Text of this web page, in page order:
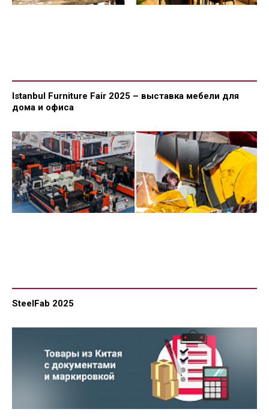
Istanbul Furniture Fair 2025 – выставка мебели для
дома и офиса
SteelFab 2025